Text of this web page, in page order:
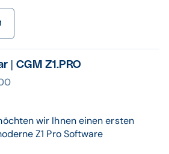
| CGM Z1.PRO
wir Ihnen einen ersten
Z1 Pro Software